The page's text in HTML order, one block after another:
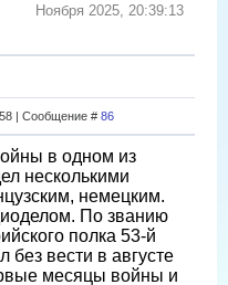
Ноября 2025, 20:39:13
| Сообщение # 86
в одном из
несколькими
немецким.
По званию
полка 53-й
без вести в августе
месяцы войны и